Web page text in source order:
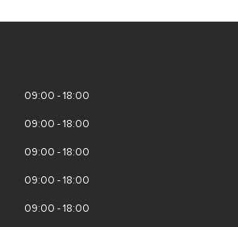
09:00 - 18:00
09:00 - 18:00
09:00 - 18:00
09:00 - 18:00
09:00 - 18:00